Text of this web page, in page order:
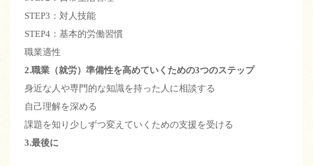
STEP3：対人技能
STEP4：基本的労働習慣
職業適性
2.職業（就労）準備性を高めていくための3つのステップ
身近な人や専門的な知識を持った人に相談する
自己理解を深める
課題を知り少しずつ変えていくための支援を受ける
3.最後に